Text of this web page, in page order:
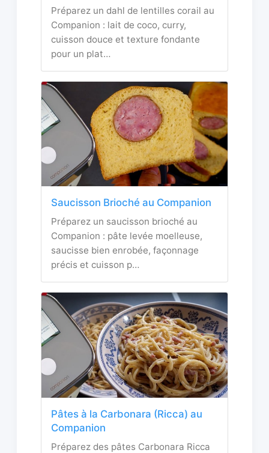
Préparez un dahl de lentilles corail au
Companion : lait de coco, curry,
cuisson douce et texture fondante
pour un plat…
Saucisson Brioché au Companion
Préparez un saucisson brioché au
Companion : pâte levée moelleuse,
saucisse bien enrobée, façonnage
précis et cuisson p…
Pâtes à la Carbonara (Ricca) au
Companion
Préparez des pâtes Carbonara Ricca